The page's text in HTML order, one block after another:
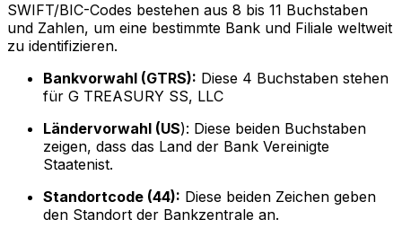
SWIFT/BIC-Codes bestehen aus 8 bis 11 Buchstaben
und Zahlen, um eine bestimmte Bank und Filiale weltweit
zu identifizieren.
Bankvorwahl (GTRS): Diese 4 Buchstaben stehen
für G TREASURY SS, LLC
Ländervorwahl (US): Diese beiden Buchstaben
zeigen, dass das Land der Bank Vereinigte
Staatenist.
Standortcode (44): Diese beiden Zeichen geben
den Standort der Bankzentrale an.